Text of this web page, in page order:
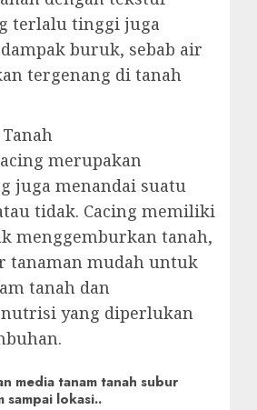
terlalu tinggi juga
buruk, sebab air
tergenang di tanah
merupakan
juga menandai suatu
tidak. Cacing memiliki
menggemburkan tanah,
tanaman mudah untuk
tanah dan
yang diperlukan
media tanam tanah subur
lokasi..